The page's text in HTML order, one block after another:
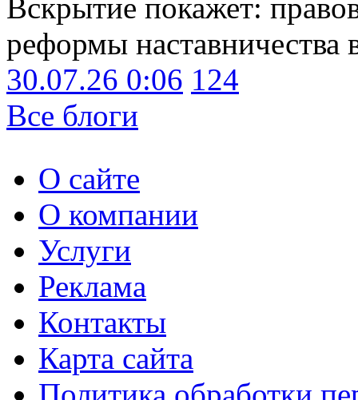
Вскрытие покажет:
реформы наставничества
30.07.26 0:06 124
Все блоги
О сайте
О компании
Услуги
Реклама
Контакты
Карта сайта